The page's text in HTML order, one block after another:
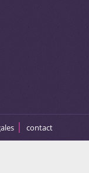
contact